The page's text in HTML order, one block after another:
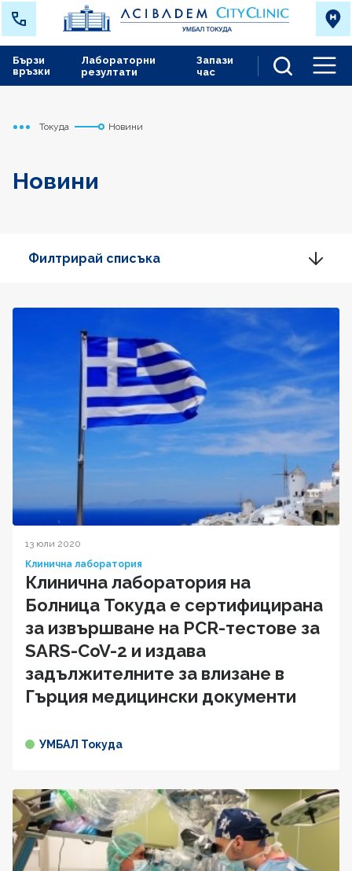
Лабораторни
резултати
Запази
час
Бързи
връзки
Начало
Токуда Новини
Новини
Филтрирай списъка
13 юли 2020
Клинична лаборатория
Клинична лаборатория на
Болница Токуда е сертифицирана
за извършване на PCR-тестове за
SARS-CoV-2 и издава
задължителните за влизане в
Гърция медицински документи
УМБАЛ Токуда